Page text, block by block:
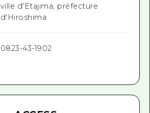
ville d'Etajima, préfecture
d'Hiroshima
0823-43-1902